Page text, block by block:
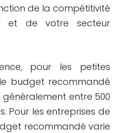
de la compétitivité
et de votre secteur
pour les petites
budget recommandé
entre 500
Pour les entreprises de
recommandé varie